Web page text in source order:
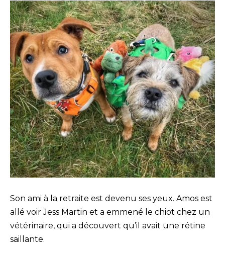
Son ami à la retraite est devenu ses yeux. Amos est
allé voir Jess Martin et a emmené le chiot chez un
vétérinaire, qui a découvert qu’il avait une rétine
saillante.